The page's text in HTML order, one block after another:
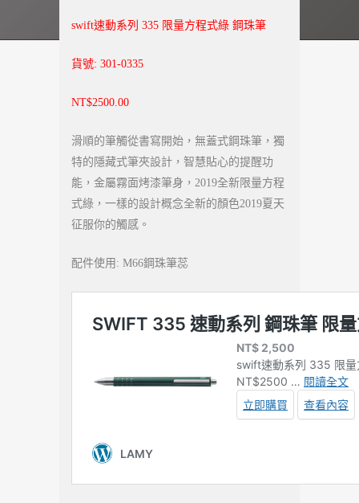
swift速動系列 335 限量方程式綠 鋼珠筆
貨號: 301-0335
NT$2500.00
滑順的筆觸從書寫開始，無蓋式鋼珠筆，獨
特的隱藏式筆夾設計，智慧貼心的提醒功
能，金屬霧面烤漆筆身，2019全新限量方程
式綠，一樣的設計概念全新的顏色2019夏天
征服你的觸感。
配件使用: M66鋼珠筆蕊